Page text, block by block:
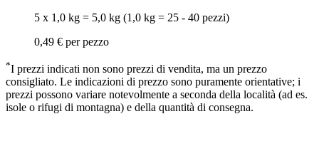
5 x 1,0 kg = 5,0 kg (1,0 kg = 25 - 40 pezzi)
0,49 € per pezzo
*I prezzi indicati non sono prezzi di vendita, ma un prezzo
consigliato. Le indicazioni di prezzo sono puramente orientative; i
prezzi possono variare notevolmente a seconda della località (ad es.
isole o rifugi di montagna) e della quantità di consegna.